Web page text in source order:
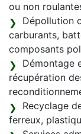
ou non
Dépollution
carburants,
composants
Démontage
récupération
Recyclage
ferreux,